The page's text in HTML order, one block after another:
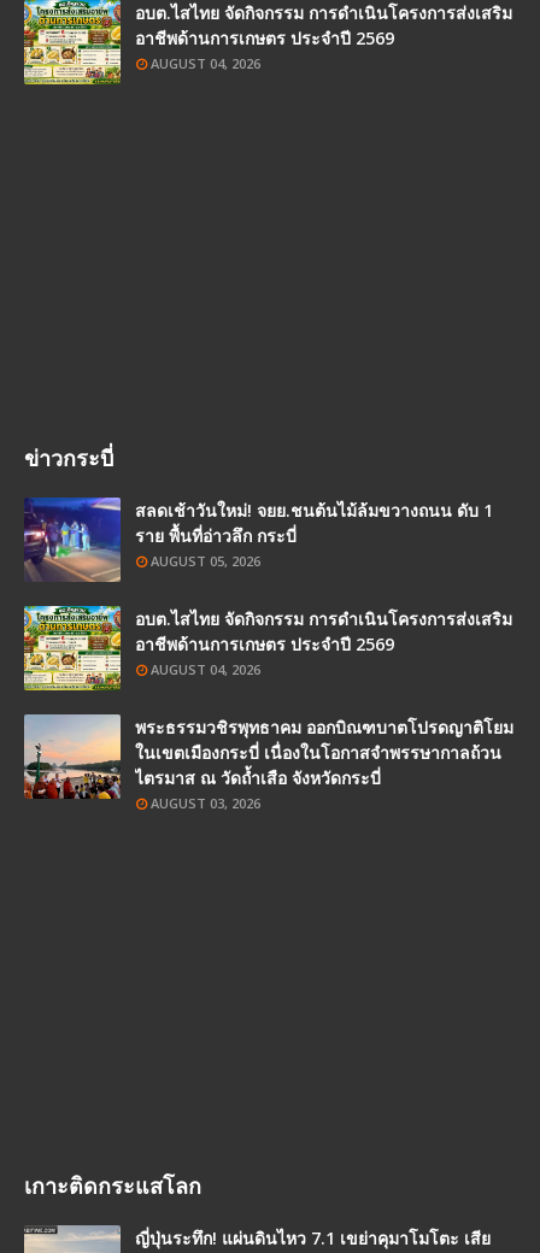
อบต.ไสไทย จัดกิจกรรม การดำเนินโครงการส่งเสริม
อาชีพด้านการเกษตร ประจำปี 2569
AUGUST 04, 2026
ข่าวกระบี่
สลดเช้าวันใหม่! จยย.ชนต้นไม้ล้มขวางถนน ดับ 1
ราย พื้นที่อ่าวลึก กระบี่
AUGUST 05, 2026
อบต.ไสไทย จัดกิจกรรม การดำเนินโครงการส่งเสริม
อาชีพด้านการเกษตร ประจำปี 2569
AUGUST 04, 2026
พระธรรมวชิรพุทธาคม ออกบิณฑบาตโปรดญาติโยม
ในเขตเมืองกระบี่ เนื่องในโอกาสจำพรรษากาลถ้วน
ไตรมาส ณ วัดถ้ำเสือ จังหวัดกระบี่
AUGUST 03, 2026
เกาะติดกระแสโลก
ญี่ปุ่นระทึก! แผ่นดินไหว 7.1 เขย่าคุมาโมโตะ เสีย